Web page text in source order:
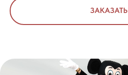
ЗАКАЗАТЬ